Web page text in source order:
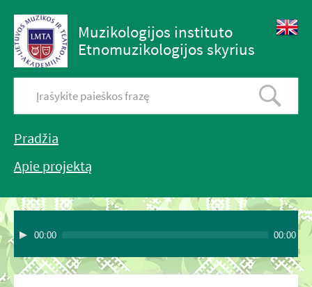
Muzikologijos instituto
Etnomuzikologijos skyrius
Pradžia
Apie projektą
00:00 00:00